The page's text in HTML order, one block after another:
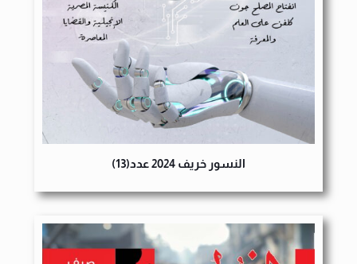
النسور خريف 2024 عدد(13)